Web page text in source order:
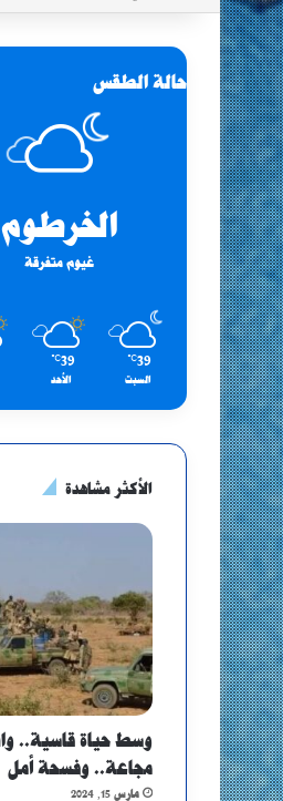
حالة الطقس
الخرطوم
غيوم متفرقة
39
℃
السبت
39
℃
الأحد
الأكثر مشاهدة
وسط حياة قاسية..
مجاعة.. وفسحة أمل
مارس 15, 2024